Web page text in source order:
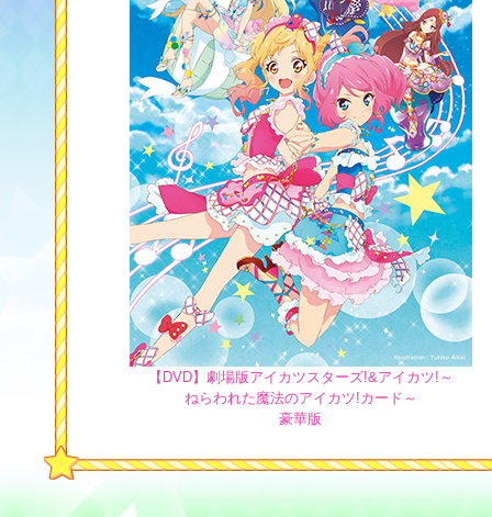
【DVD】劇場版アイカツスターズ!&アイカツ!～
ねらわれた魔法のアイカツ!カード～
豪華版